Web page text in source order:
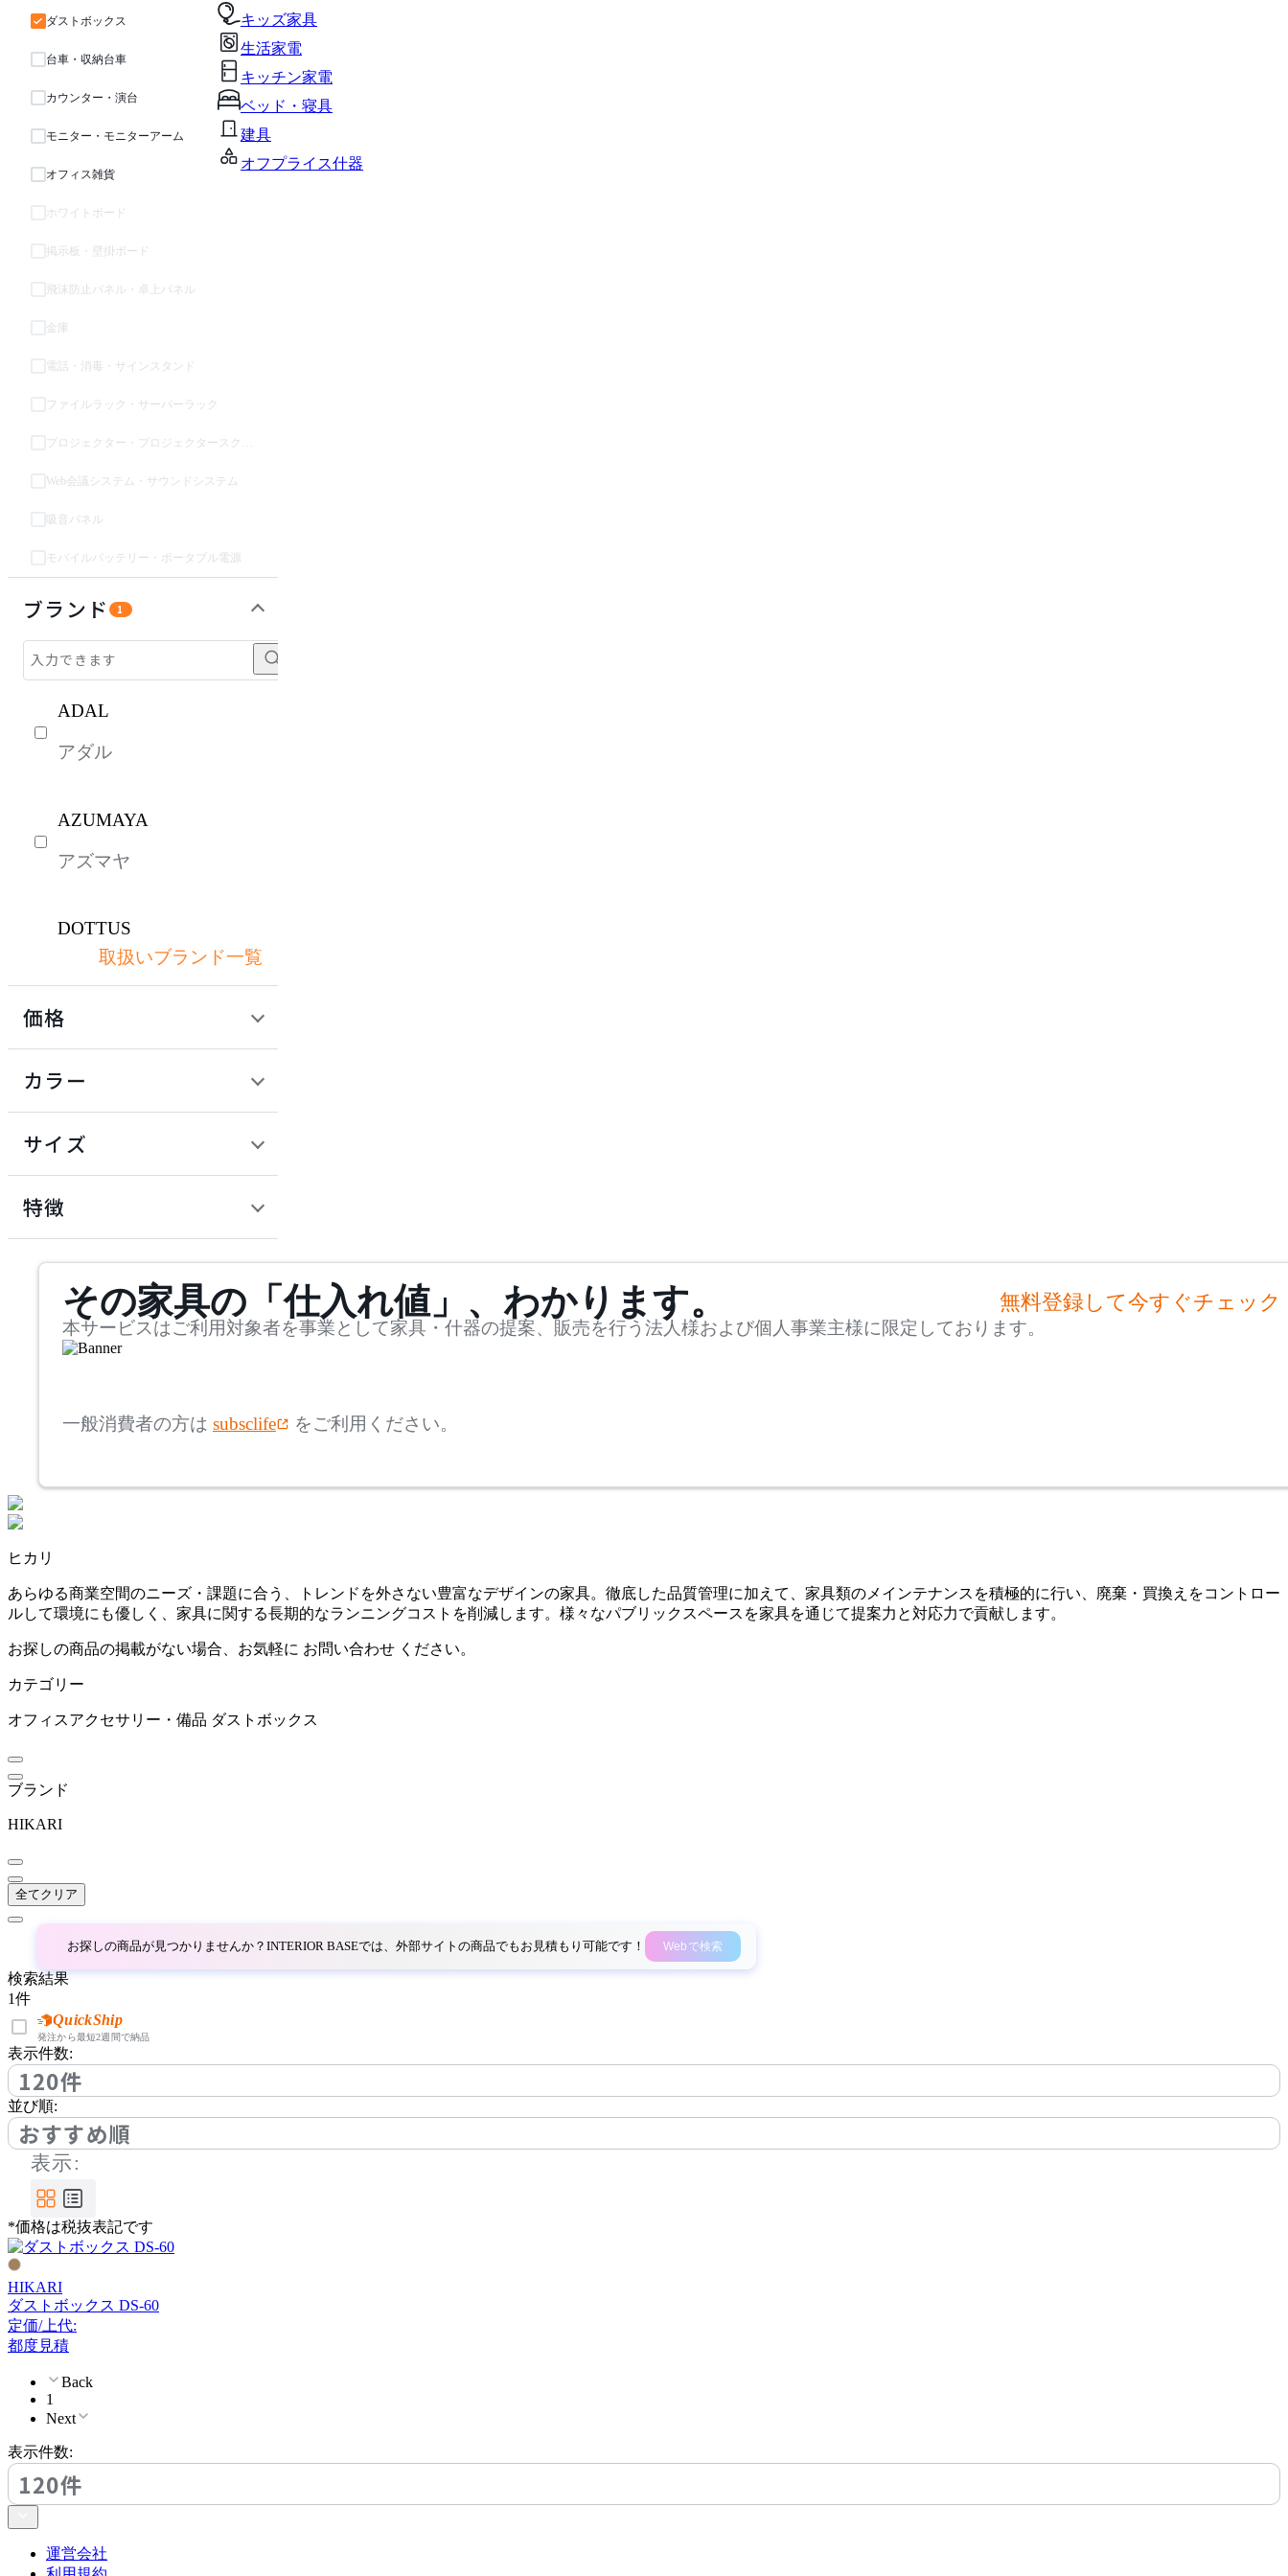
キッズ家具
生活家電
キッチン家電
ベッド・寝具
建具
オフプライス什器
ダストボックス
台車・収納台車
カウンター・演台
モニター・モニターアーム
オフィス雑貨
ホワイトボード
掲示板・壁掛ボード
飛沫防止パネル・卓上パネル
金庫
電話・消毒・サインスタンド
ファイルラック・サーバーラック
Web会議システム・サウンドシステム
吸音パネル
モバイルバッテリー・ポータブル電源
ブランド 1
ADAL
アダル
AZUMAYA
アズマヤ
DOTTUS
ドッタス
フィール
HAY
ヒカリ
KAWAJUN
カワジュン
KOKUYO
コクヨ
NAIKI
Oak Village
オークヴィレッジ
OKAMURA
オカムラ
PLUS
プラス
resortir
SASAKI
ササキ
UCHIDA
ウチダ
Utility
取扱いブランド一覧
価格
カラー
サイズ
mm
検索
~
~
mm
特徴
その家具の「仕入れ値」、わかります。 無料登録して今すぐチェック
本サービスはご利用対象者を事業として家具・什器の提案、販売を行う法人様および個人事業主様に限定しております。
一般消費者の方は subsclife をご利用ください。
ヒカリ
あらゆる商業空間のニーズ・課題に合う、トレンドを外さない豊富なデザインの家具。徹底した品質管理に加えて、家具類のメインテナンスを積極的に行い、廃棄・買換えをコントロー
ルして環境にも優しく、家具に関する長期的なランニングコストを削減します。様々なパブリックスペースを家具を通じて提案力と対応力で貢献します。
お探しの商品の掲載がない場合、お気軽に お問い合わせ ください。
カテゴリー
オフィスアクセサリー・備品 ダストボックス
ブランド
HIKARI
全てクリア
お探しの商品が見つかりませんか？INTERIOR BASEでは、外部サイトの商品でもお見積もり可能です！ Webで検索
検索結果
1件
QuickShip
発注から最短2週間で納品
表示件数:
120件
並び順:
おすすめ順
表示:
*価格は税抜表記です
HIKARI
ダストボックス DS-60
定価/上代:
都度見積
Back
1
Next
表示件数:
120件
運営会社